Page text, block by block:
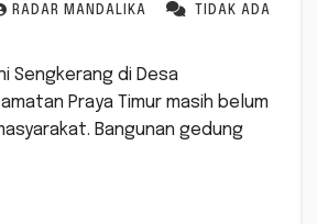
RADAR MANDALIKA TIDAK ADA
Sengkerang di Desa
Praya Timur masih belum
Bangunan gedung